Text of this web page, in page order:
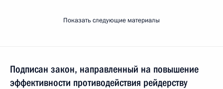
Показать следующие материалы
Подписан закон, направленный на повышение
эффективности противодействия рейдерству